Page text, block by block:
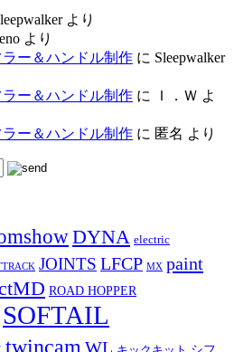
より
より
ー＆ハンドル制作 に Sleepwalker
ー＆ハンドル制作 に Ｉ．Ｗ よ
ー＆ハンドル制作 に 匿名 より
DYNA electric
JOINTS LFCP MX paint
ROAD HOPPER
SOFTAIL
twincam WL